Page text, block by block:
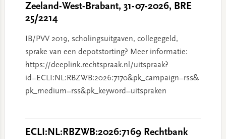
Zeeland-West-Brabant, 31-07-2026, BRE
25/2214
IB/PVV 2019, scholingsuitgaven, collegegeld,
sprake van een depotstorting? Meer informatie:
https://deeplink.rechtspraak.nl/uitspraak?
id=ECLI:NL:RBZWB:2026:7170&pk_campaign=rss&
pk_medium=rss&pk_keyword=uitspraken
ECLI:NL:RBZWB:2026:7169 Rechtbank